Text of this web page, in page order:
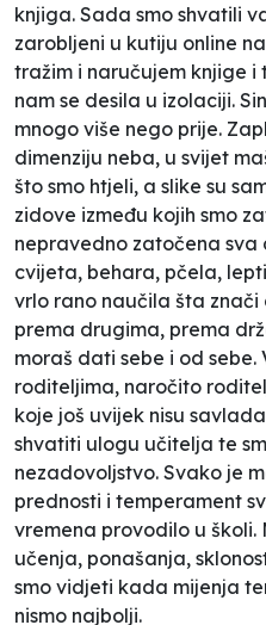
knjiga. Sada smo shvatili
zarobljeni u kutiju online
tražim i naručujem knjige
nam se desila u izolaciji.
mnogo više nego prije.
dimenziju neba, u svijet
što smo htjeli, a slike su
zidove između kojih smo
nepravedno zatočena
cvijeta, behara, pčela,
vrlo rano naučila šta
prema drugima, prema
moraš dati sebe i od
roditeljima, naročito
koje još uvijek nisu
shvatiti ulogu učitelja te
nezadovoljstvo. Svako je
prednosti i temperament
vremena provodilo u školi.
učenja, ponašanja,
smo vidjeti kada mijenja
nismo najbolji.